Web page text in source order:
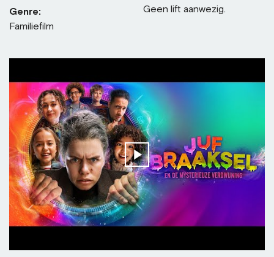
Genre:
Familiefilm
Geen lift aanwezig.